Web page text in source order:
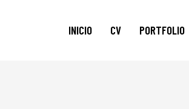
INICIO CV PORTFOLIO